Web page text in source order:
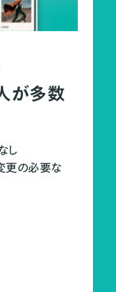
が多数
し
更の必要な